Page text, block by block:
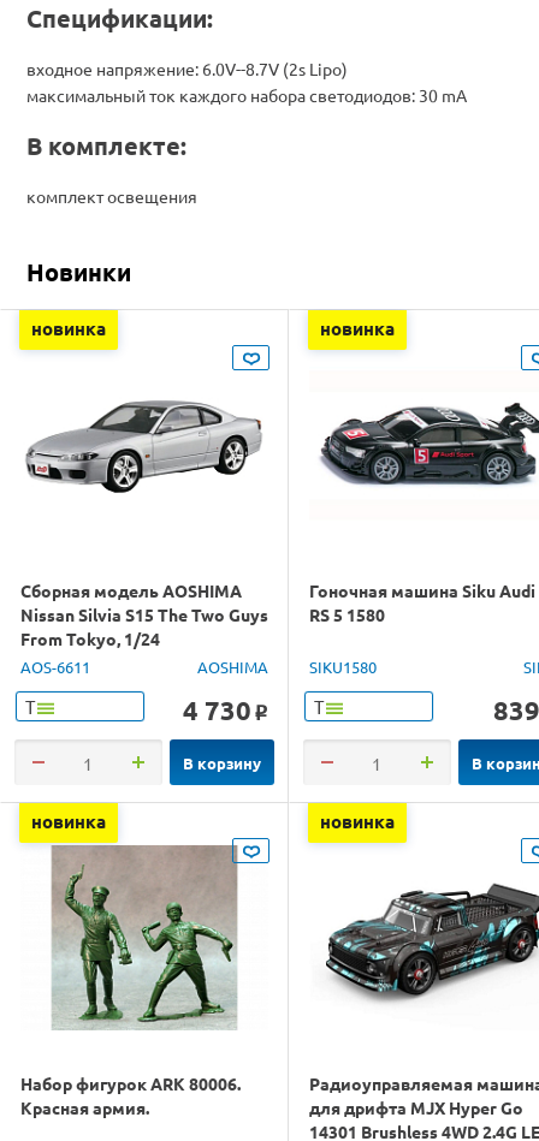
Спецификации:
входное напряжение: 6.0V--8.7V (2s Lipo)
максимальный ток каждого набора светодиодов: 30 mA
В комплекте:
комплект освещения
Новинки
новинка
Сборная модель AOSHIMA
Nissan Silvia S15 The Two Guys
From Tokyo, 1/24
AOS-6611 AOSHIMA
Т 4 730 o
В корзину
новинка
Гоночная машина Siku Audi
RS 5 1580
SIKU1580
Т 839
В
новинка
Набор фигурок ARK 80006.
Красная армия.
новинка
Радиоуправляемая
для дрифта MJX Hyper Go
14301 Brushless 4WD 2.4G